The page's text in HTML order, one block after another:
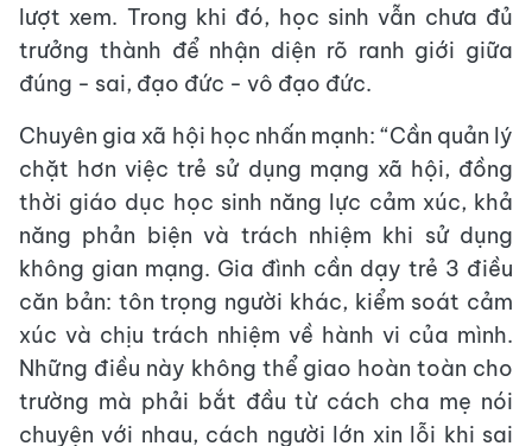
lượt xem. Trong khi đó, học sinh vẫn chưa đủ
trưởng thành để nhận diện rõ ranh giới giữa
đúng - sai, đạo đức - vô đạo đức.
Chuyên gia xã hội học nhấn mạnh: “Cần quản lý
chặt hơn việc trẻ sử dụng mạng xã hội, đồng
thời giáo dục học sinh năng lực cảm xúc, khả
năng phản biện và trách nhiệm khi sử dụng
không gian mạng. Gia đình cần dạy trẻ 3 điều
căn bản: tôn trọng người khác, kiểm soát cảm
xúc và chịu trách nhiệm về hành vi của mình.
Những điều này không thể giao hoàn toàn cho
trường mà phải bắt đầu từ cách cha mẹ nói
chuyện với nhau, cách người lớn xin lỗi khi sai